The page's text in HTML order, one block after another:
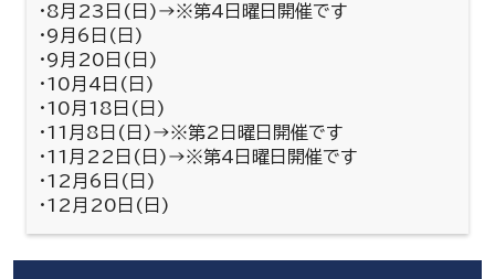
・8月23日(日)→※第4日曜日開催です
・9月6日(日)
・9月20日(日)
・10月4日(日)
・10月18日(日)
・11月8日(日)→※第2日曜日開催です
・11月22日(日)→※第4日曜日開催です
・12月6日(日)
・12月20日(日)